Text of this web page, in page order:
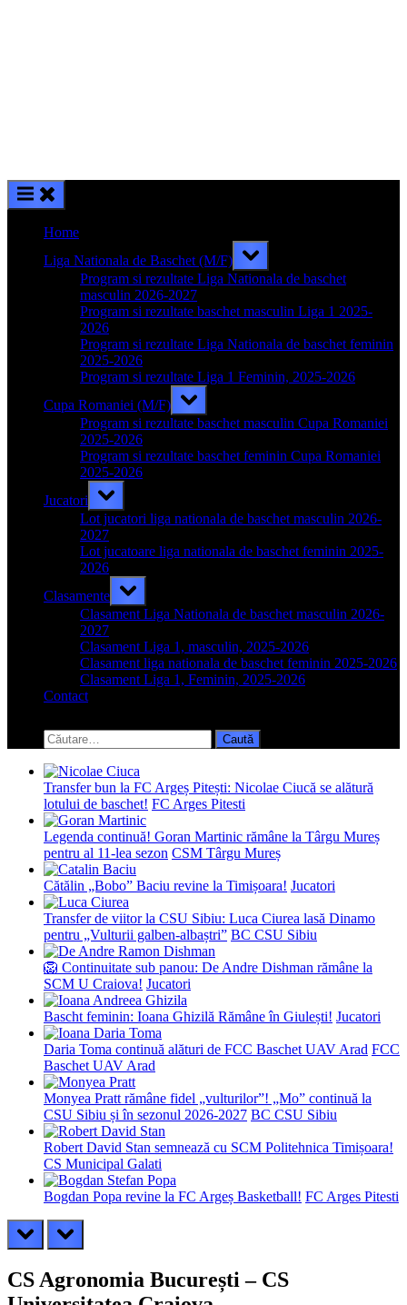
Home
Liga Nationala de Baschet (M/F)
Toggle
sub-
menu
Program si rezultate Liga Nationala de baschet
masculin 2026-2027
Program si rezultate baschet masculin Liga 1 2025-
2026
Program si rezultate Liga Nationala de baschet feminin
2025-2026
Program si rezultate Liga 1 Feminin, 2025-2026
Cupa Romaniei (M/F)
Toggle
sub-
menu
Program si rezultate baschet masculin Cupa Romaniei
2025-2026
Program si rezultate baschet feminin Cupa Romaniei
2025-2026
Jucatori
Toggle
sub-
menu
Lot jucatori liga nationala de baschet masculin 2026-
2027
Lot jucatoare liga nationala de baschet feminin 2025-
2026
Clasamente
Toggle
sub-
menu
Clasament Liga Nationala de baschet masculin 2026-
2027
Clasament Liga 1, masculin, 2025-2026
Clasament liga nationala de baschet feminin 2025-2026
Clasament Liga 1, Feminin, 2025-2026
Contact
search
form
Caută
după:
Transfer bun la FC Argeș Pitești: Nicolae Ciucă se alătură
lotului de baschet! FC Arges Pitesti
Legenda continuă! Goran Martinic rămâne la Târgu Mureș
pentru al 11-lea sezon CSM Târgu Mureș
Cătălin „Bobo” Baciu revine la Timișoara! Jucatori
Transfer de viitor la CSU Sibiu: Luca Ciurea lasă Dinamo
pentru „Vulturii galben-albaștri” BC CSU Sibiu
🦁 Continuitate sub panou: De Andre Dishman rămâne la
SCM U Craiova! Jucatori
Bascht feminin: Ioana Ghizilă Rămâne în Giulești! Jucatori
Daria Toma continuă alături de FCC Baschet UAV Arad FCC
Baschet UAV Arad
Monyea Pratt rămâne fidel „vulturilor”! „Mo” continuă la
CSU Sibiu și în sezonul 2026-2027 BC CSU Sibiu
Robert David Stan semnează cu SCM Politehnica Timișoara!
CS Municipal Galati
Bogdan Popa revine la FC Argeș Basketball! FC Arges Pitesti
prev next
CS Agronomia București – CS